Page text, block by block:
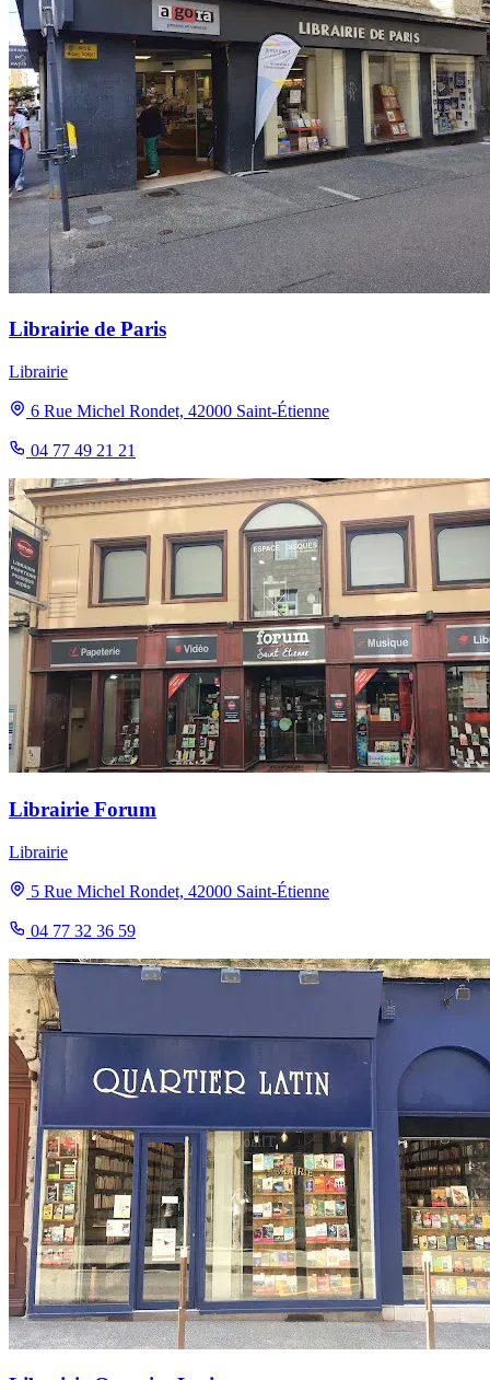
Librairie de Paris
Librairie
6 Rue Michel Rondet, 42000 Saint-Étienne
04 77 49 21 21
Librairie Forum
Librairie
5 Rue Michel Rondet, 42000 Saint-Étienne
04 77 32 36 59